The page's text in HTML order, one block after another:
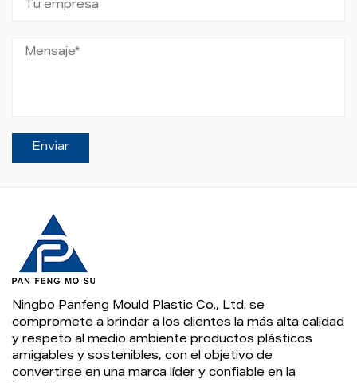
Ningbo Panfeng Mould Plastic Co., Ltd. se
compromete a brindar a los clientes la más alta calidad
y respeto al medio ambiente productos plásticos
amigables y sostenibles, con el objetivo de
convertirse en una marca líder y confiable en la